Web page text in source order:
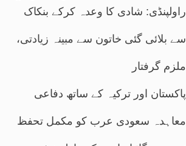
راولپنڈی: شادی کا وعدہ کرکے بنکاک
سے بلائی گئی خاتون سے مبینہ زیادتی،
ملزم گرفتار
پاکستان اور ترکیہ کے ساتھ دفاعی
معاہدہ سعودی عرب کو مکمل تحفظ